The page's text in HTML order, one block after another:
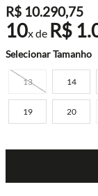
R$ 10.290,75
10x de R$ 1.
Tamanho
13 14
19 20